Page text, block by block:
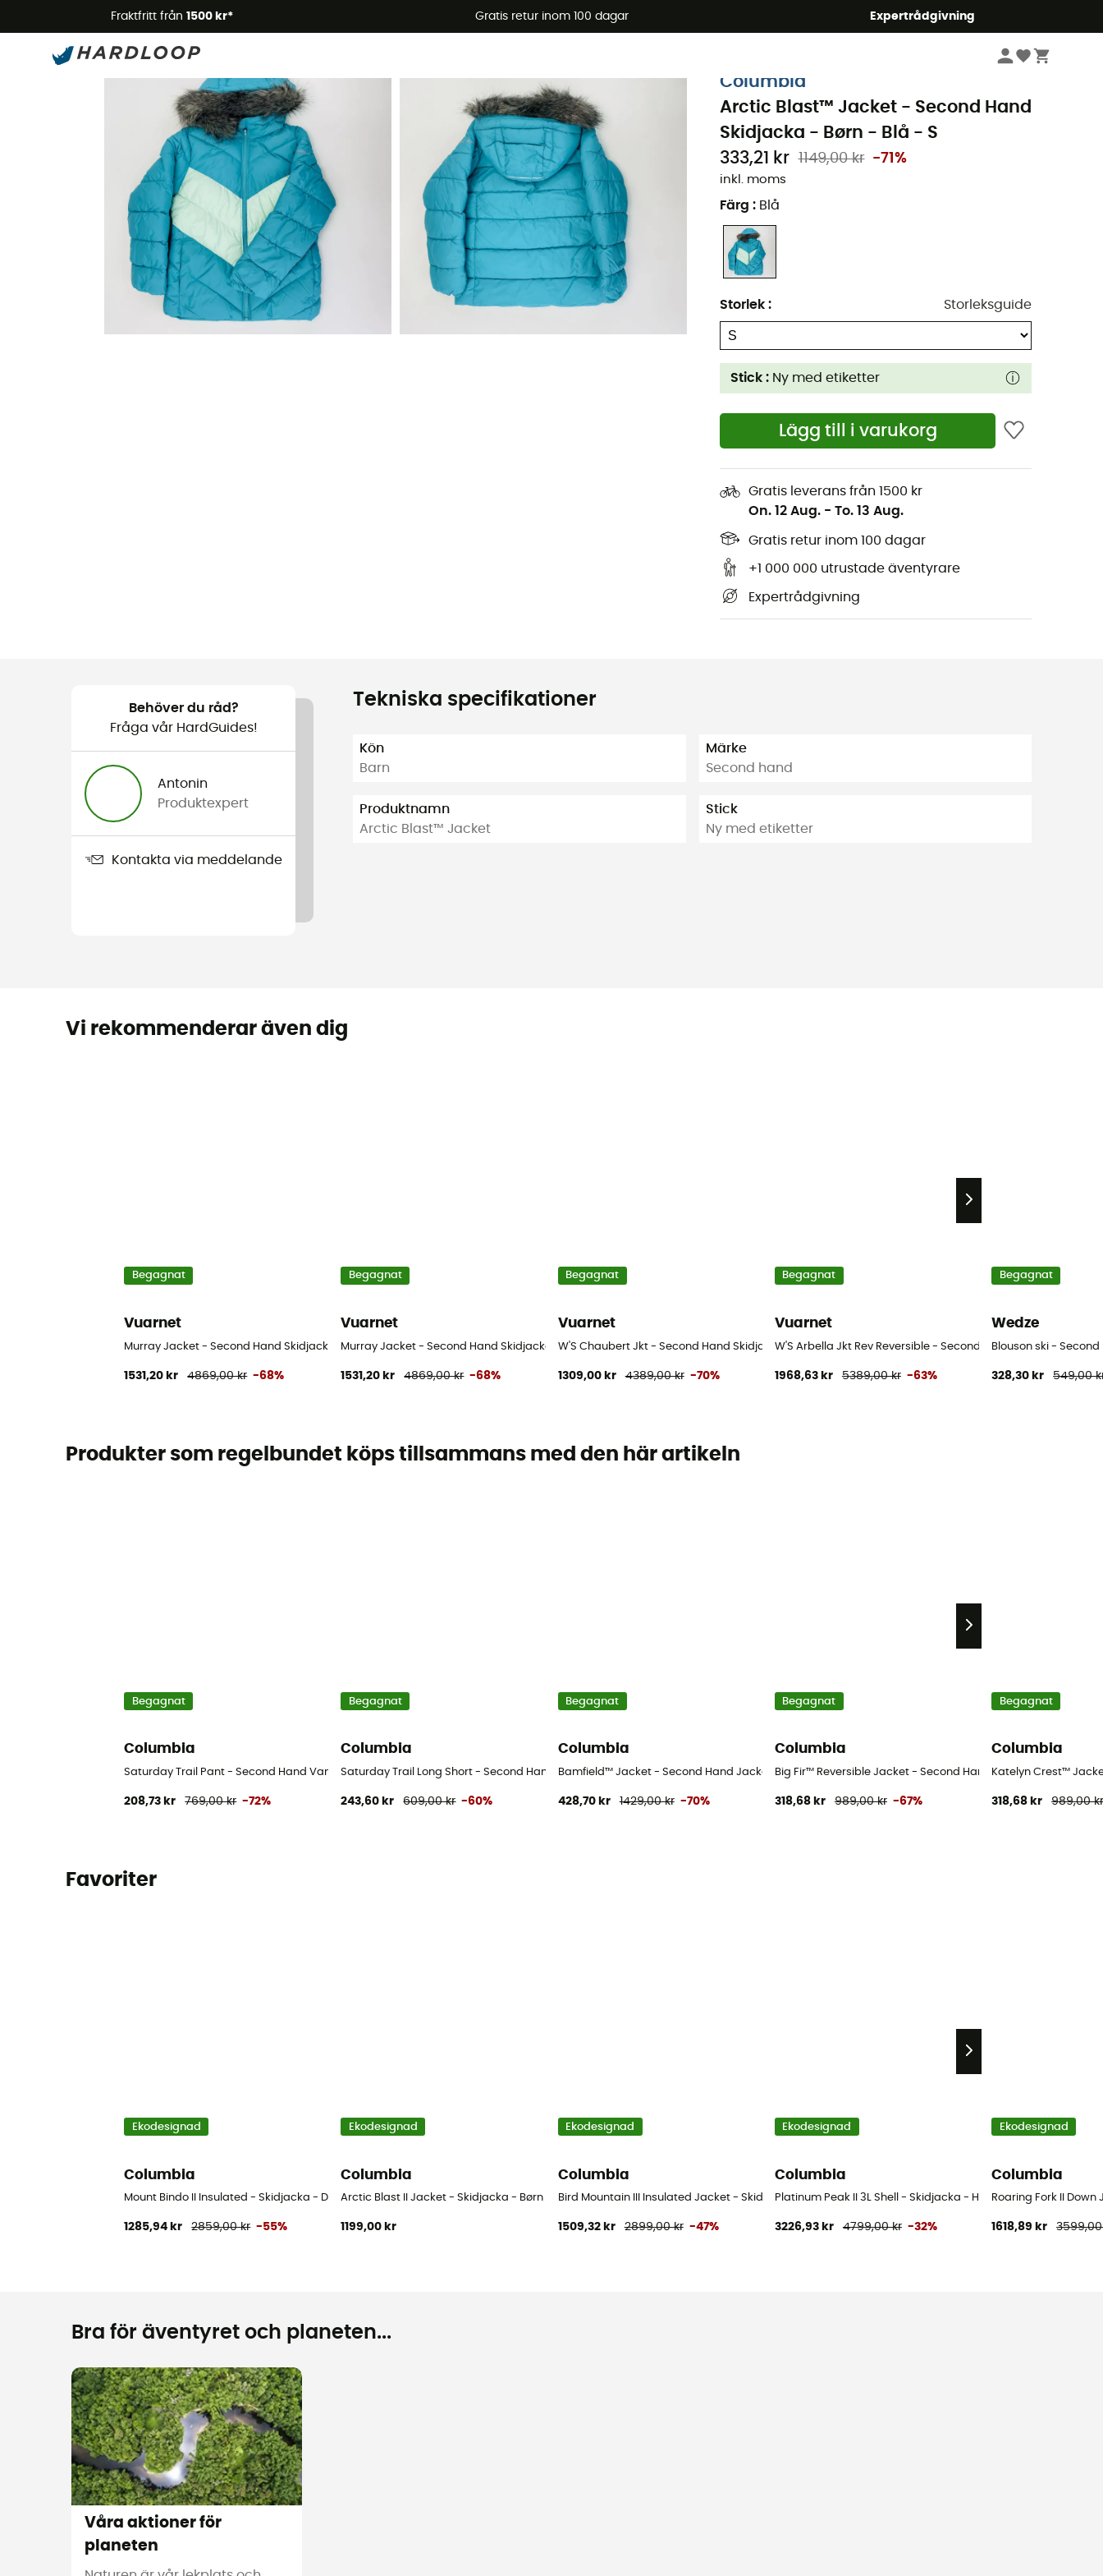
Fraktfritt från 1500 kr* Gratis retur inom 100 dagar Expertrådgivning
Sommarerbjudanden 🔥 -5 % EXTRA vid köp av 2 produkter* kod Summer5
Second Hand Skidjackor
Columbia
Arctic Blast™ Jacket - Second Hand
Skidjacka - Børn - Blå - S
333,21 kr 1149,00 kr -71%
inkl. moms
Färg : Blå
Storlek : Storleksguide
Stick : Ny med etiketter
Lägg till i varukorg
Gratis leverans från 1500 kr
On. 12 Aug. - To. 13 Aug.
Gratis retur inom 100 dagar
+1 000 000 utrustade äventyrare
Expertrådgivning
Behöver du råd?
Fråga vår HardGuides!
Antonin
Produktexpert
Kontakta via meddelande
Tekniska specifikationer
Kön
Barn
Produktnamn
Arctic Blast™ Jacket
Märke
Second hand
Stick
Ny med etiketter
Vi rekommenderar även dig
Begagnat
Vuarnet
Murray Jacket - Second Hand Skidjacka - Dam - Vit - S
1531,20 kr 4869,00 kr -68%
Begagnat
Vuarnet
Murray Jacket - Second Hand Skidjacka - Dam - Vit - S
1531,20 kr 4869,00 kr -68%
Begagnat
Vuarnet
W'S Chaubert Jkt - Second Hand Skidjacka - Dam - Lila - S
1309,00 kr 4389,00 kr -70%
Begagnat
Vuarnet
W'S Arbella Jkt Rev Reversible - Second Hand Skidjacka -
1968,63 kr 5389,00 kr -63%
Begagnat
Wedze
Blouson ski -
328,30 kr 549,00
Produkter som regelbundet köps tillsammans med den här artikeln
Begagnat
Columbia
Saturday Trail Pant - Second Hand Vandringsbyxor - Herr - Beige - US 6 - Regular
208,73 kr 769,00 kr -72%
Begagnat
Columbia
Saturday Trail Long Short - Second Hand Shorts - Dam - Blå - US 4 - Short
243,60 kr 609,00 kr -60%
Begagnat
Columbia
Bamfield™ Jacket - Second Hand Jacka - Børn - Blå - S
428,70 kr 1429,00 kr -70%
Begagnat
Columbia
Big Fir™ Reversible Jacket - Second Hand Regnjacka - Børn -
318,68 kr 989,00 kr -67%
Begagnat
Columbia
Katelyn Crest™
318,68 kr 989,00
Favoriter
Ekodesignad
Columbia
Mount Bindo II Insulated - Skidjacka - Dam
1285,94 kr 2859,00 kr -55%
Ekodesignad
Columbia
Arctic Blast II Jacket - Skidjacka - Børn
1199,00 kr
Ekodesignad
Columbia
Bird Mountain III Insulated Jacket - Skidjacka - Dam
1509,32 kr 2899,00 kr -47%
Ekodesignad
Columbia
Platinum Peak II 3L Shell - Skidjacka - Herr
3226,93 kr 4799,00 kr -32%
Ekodesignad
Columbia
Roaring Fork II
1618,89 kr
Bra för äventyret och planeten...
Våra aktioner för
planeten